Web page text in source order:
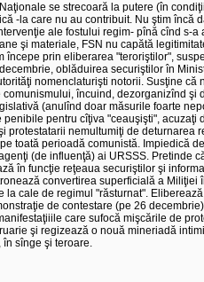
se strecoară la putere (în
-la care nu au contribuit. Nu ştim
ale fostului regim- pînă cînd s-
şi materiale, FSN nu capătă
începe prin eliberarea "teroriştilor",
oblăduirea securiştilor în
nomenclaturişti notorii. Susţine
încuind, dezorganizînd
(anulînd doar măsurile foarte
pentru cîţiva "ceauşişti",
protestatarii nemultumiţi de
toată perioadă comunistă. Impiedică
(de influenţă) ai URSSS. Pretinde
în funcţie reţeaua securiştilor şi
convertirea superficială a
la cale de regimul "răsturnat".
de contestare (pe 26
care sufocă mişcările de
şi regizează o nouă mineriadă
sînge şi teroare.